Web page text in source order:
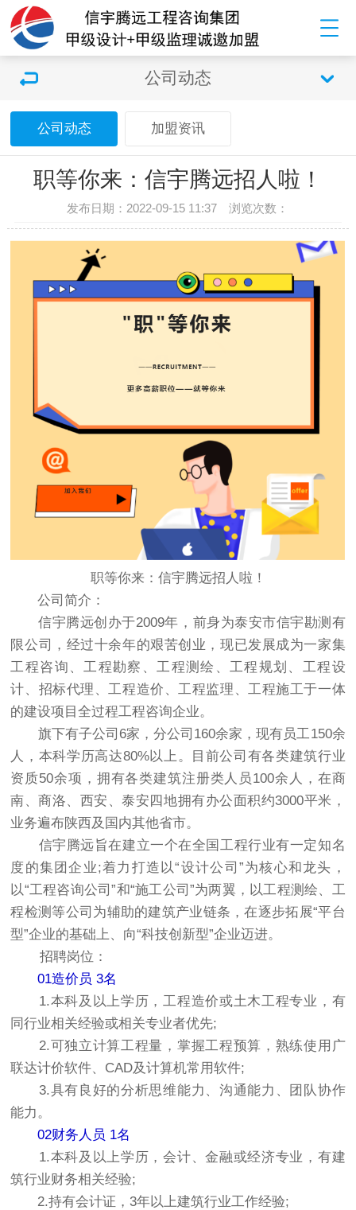
公司动态
公司动态 加盟资讯
职等你来：信宇腾远招人啦！
发布日期：2022-09-15 11:37 浏览次数：
职等你来：信宇腾远招人啦！
公司简介：
信宇腾远创办于2009年，前身为泰安市信宇勘测有
限公司，经过十余年的艰苦创业，现已发展成为一家集
工程咨询、工程勘察、工程测绘、工程规划、工程设
计、招标代理、工程造价、工程监理、工程施工于一体
的建设项目全过程工程咨询企业。
旗下有子公司6家，分公司160余家，现有员工150余
人，本科学历高达80%以上。目前公司有各类建筑行业
资质50余项，拥有各类建筑注册类人员100余人，在商
南、商洛、西安、泰安四地拥有办公面积约3000平米，
业务遍布陕西及国内其他省市。
信宇腾远旨在建立一个在全国工程行业有一定知名
度的集团企业;着力打造以“设计公司”为核心和龙头，
以“工程咨询公司”和“施工公司”为两翼，以工程测绘、工
程检测等公司为辅助的建筑产业链条，在逐步拓展“平台
型”企业的基础上、向“科技创新型”企业迈进。
招聘岗位：
01造价员 3名
1.本科及以上学历，工程造价或土木工程专业，有
同行业相关经验或相关专业者优先;
2.可独立计算工程量，掌握工程预算，熟练使用广
联达计价软件、CAD及计算机常用软件;
3.具有良好的分析思维能力、沟通能力、团队协作
能力。
02财务人员 1名
1.本科及以上学历，会计、金融或经济专业，有建
筑行业财务相关经验;
2.持有会计证，3年以上建筑行业工作经验;